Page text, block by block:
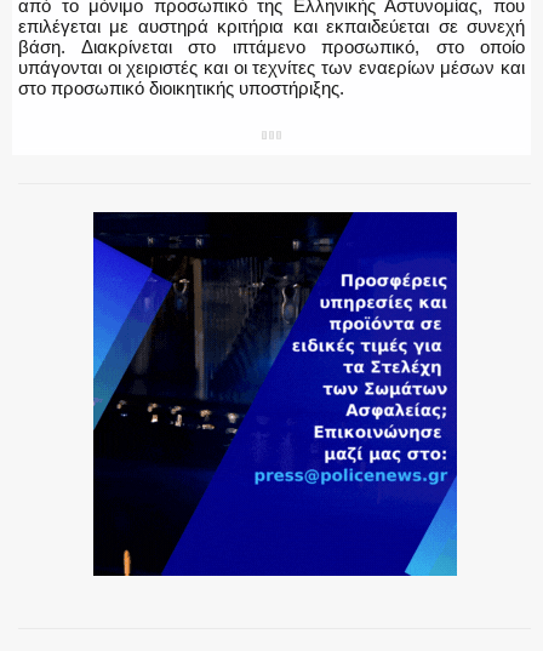
από το μόνιμο προσωπικό της Ελληνικής Αστυνομίας, που
επιλέγεται με αυστηρά κριτήρια και εκπαιδεύεται σε συνεχή
βάση. Διακρίνεται στο ιπτάμενο προσωπικό, στο οποίο
υπάγονται οι χειριστές και οι τεχνίτες των εναερίων μέσων και
στο προσωπικό διοικητικής υποστήριξης.